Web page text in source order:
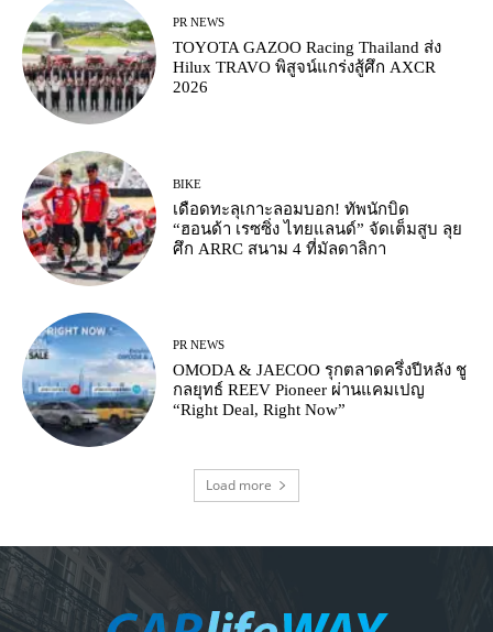
PR NEWS
TOYOTA GAZOO Racing Thailand ส่ง
Hilux TRAVO พิสูจน์แกร่งสู้ศึก AXCR
2026
BIKE
เดือดทะลุเกาะลอมบอก! ทัพนักบิด
“ฮอนด้า เรซซิ่ง ไทยแลนด์” จัดเต็มสูบ ลุย
ศึก ARRC สนาม 4 ที่มัลดาลิกา
PR NEWS
OMODA & JAECOO รุกตลาดครึ่งปีหลัง ชู
กลยุทธ์ REEV Pioneer ผ่านแคมเปญ
“Right Deal, Right Now”
Load more